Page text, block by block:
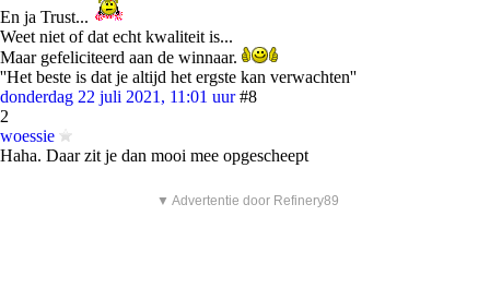
En ja Trust...
Weet niet of dat echt kwaliteit is...
Maar gefeliciteerd aan de winnaar.
''Het beste is dat je altijd het ergste kan verwachten''
donderdag 22 juli 2021, 11:01 uur #8
2
woessie
Haha. Daar zit je dan mooi mee opgescheept
▼ Advertentie door Refinery89